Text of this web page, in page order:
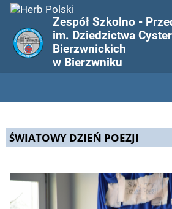
Zespół Szkolno -
im. Dziedzictwa
Bierzwnickich
w Bierzwniku
ŚWIATOWY DZIEŃ POEZJI